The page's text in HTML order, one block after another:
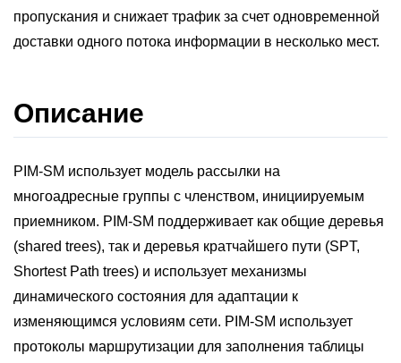
пропускания и снижает трафик за счет одновременной
доставки одного потока информации в несколько мест.
Описание
PIM-SM использует модель рассылки на
многоадресные группы с членством, инициируемым
приемником. PIM-SM поддерживает как общие деревья
(shared trees), так и деревья кратчайшего пути (SPT,
Shortest Path trees) и использует механизмы
динамического состояния для адаптации к
изменяющимся условиям сети. PIM-SM использует
протоколы маршрутизации для заполнения таблицы